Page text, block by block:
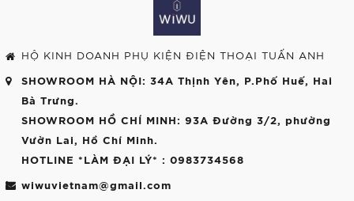
HỘ KINH DOANH PHỤ KIỆN ĐIỆN THOẠI TUẤN ANH
SHOWROOM HÀ NỘI: 34A Thịnh Yên, P.Phố Huế, Hai
Bà Trưng.
SHOWROOM HỒ CHÍ MINH: 93A Đường 3/2, phường
Vườn Lai, Hồ Chí Minh.
HOTLINE *LÀM ĐẠI LÝ* : 0983734568
wiwuvietnam@gmail.com